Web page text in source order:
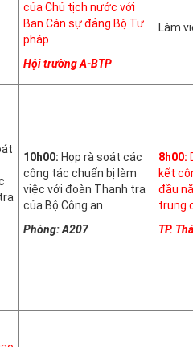
của Chủ tịch nước với
Ban Cán sự đảng Bộ Tư
pháp
Hội trường A-BTP
Làm
10h00: Họp rà soát các
công tác chuẩn bị làm
việc với đoàn Thanh tra
của Bộ Công an
Phòng: A207
8h00:
kết
đầu
trung
TP.